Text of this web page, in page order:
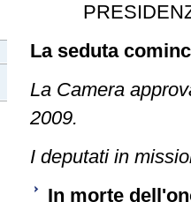
La seduta
La Camera
2009.
I deputati in
In morte